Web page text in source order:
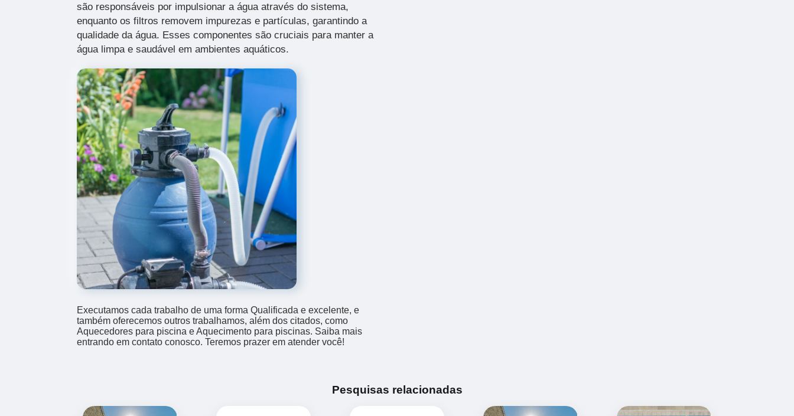
são responsáveis por impulsionar a água através do sistema,
enquanto os filtros removem impurezas e partículas, garantindo a
qualidade da água. Esses componentes são cruciais para manter a
água limpa e saudável em ambientes aquáticos.
Executamos cada trabalho de uma forma Qualificada e excelente, e
também oferecemos outros trabalhamos, além dos citados, como
Aquecedores para piscina e Aquecimento para piscinas. Saiba mais
entrando em contato conosco. Teremos prazer em atender você!
Pesquisas relacionadas